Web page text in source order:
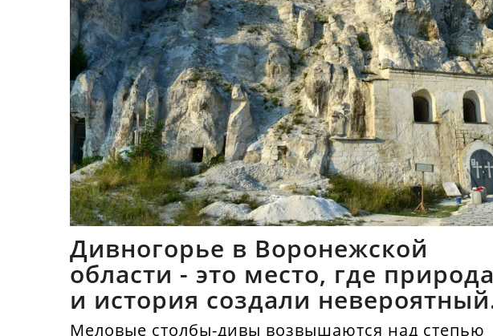
Дивногорье в Воронежской
области - это место, где природа
и история создали невероятный
синтез
Меловые столбы-дивы возвышаются над степью